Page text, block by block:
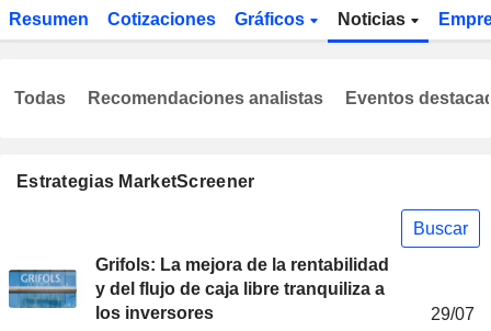
Resumen Cotizaciones Gráficos Noticias
Estrategias MarketScreener
Buscar
Grifols: La mejora de la rentabilidad
y del flujo de caja libre tranquiliza a
los inversores
29/07
Todas Recomendaciones analistas Eventos